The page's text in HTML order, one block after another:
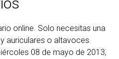
online. Solo necesitas una
auriculares o altavoces.
08 de mayo de 2013,